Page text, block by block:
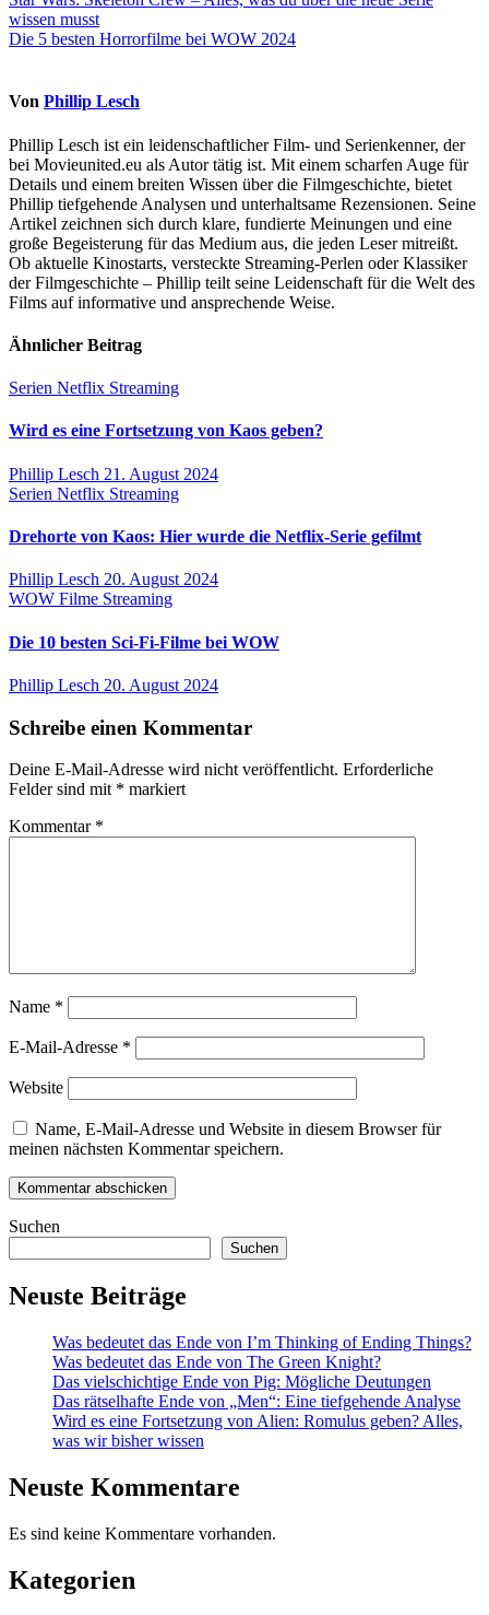
wissen musst
Die 5 besten Horrorfilme bei WOW 2024
Von Phillip Lesch
Phillip Lesch ist ein leidenschaftlicher Film- und Serienkenner, der
bei Movieunited.eu als Autor tätig ist. Mit einem scharfen Auge für
Details und einem breiten Wissen über die Filmgeschichte, bietet
Phillip tiefgehende Analysen und unterhaltsame Rezensionen. Seine
Artikel zeichnen sich durch klare, fundierte Meinungen und eine
große Begeisterung für das Medium aus, die jeden Leser mitreißt.
Ob aktuelle Kinostarts, versteckte Streaming-Perlen oder Klassiker
der Filmgeschichte – Phillip teilt seine Leidenschaft für die Welt des
Films auf informative und ansprechende Weise.
Ähnlicher Beitrag
Serien Netflix Streaming
Wird es eine Fortsetzung von Kaos geben?
Phillip Lesch 21. August 2024
Serien Netflix Streaming
Drehorte von Kaos: Hier wurde die Netflix-Serie gefilmt
Phillip Lesch 20. August 2024
WOW Filme Streaming
Die 10 besten Sci-Fi-Filme bei WOW
Phillip Lesch 20. August 2024
Schreibe einen Kommentar
Deine E-Mail-Adresse wird nicht veröffentlicht. Erforderliche
Felder sind mit * markiert
Kommentar *
Name *
E-Mail-Adresse *
Website
Name, E-Mail-Adresse und Website in diesem Browser für
meinen nächsten Kommentar speichern.
Suchen
Suchen
Neuste Beiträge
Was bedeutet das Ende von I’m Thinking of Ending Things?
Was bedeutet das Ende von The Green Knight?
Das vielschichtige Ende von Pig: Mögliche Deutungen
Das rätselhafte Ende von „Men“: Eine tiefgehende Analyse
Wird es eine Fortsetzung von Alien: Romulus geben? Alles,
was wir bisher wissen
Neuste Kommentare
Es sind keine Kommentare vorhanden.
Kategorien